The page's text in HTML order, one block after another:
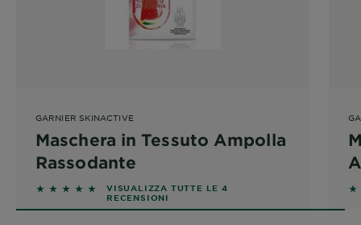
GARNIER SKINACTIVE
Maschera in Tessuto Ampolla
Rassodante
5 out of 5 stars based on reviews
VISUALIZZA TUTTE LE 4
RECENSIONI
5